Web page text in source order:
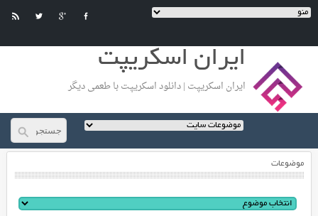
ایران اسکریپت
ایران اسکریپت | دانلود اسکریپت با طعمی دیگر
موضوعات